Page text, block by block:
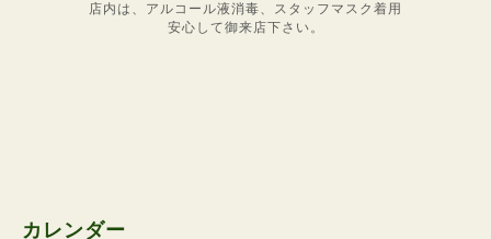
店内は、アルコール液消毒、スタッフマスク着用
安心して御来店下さい。
カレンダー